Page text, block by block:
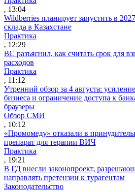
, 13:04
Wildberries планирует запустить в
склада в Казахстане
Практика
, 12:29
ВС разъяснил, как считать срок для
расходов
Практика
, 11:12
Утренний обзор за 4 августа:
бизнеса и ограничение доступа к
браузеры
Обзор СМИ
, 10:12
«Промомеду» отказали в
препарат для терапии ВИЧ
Практика
, 19:21
В ГД внесли законопроект,
направлять претензии к турагентам
Законодательство